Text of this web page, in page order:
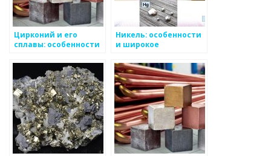
Цирконий и его
сплавы: особенности
Никель: особенности
и широкое
промышленности